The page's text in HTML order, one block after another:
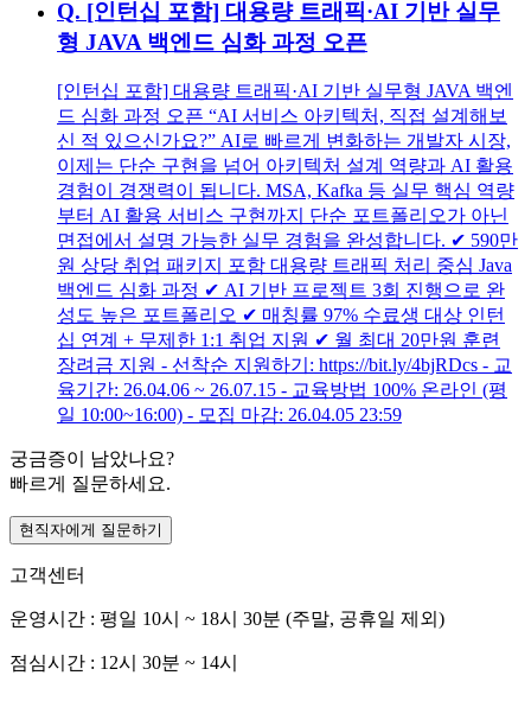
Q. [인턴십 포함] 대용량 트래픽·AI 기반 실무
형 JAVA 백엔드 심화 과정 오픈
[인턴십 포함] 대용량 트래픽·AI 기반 실무형 JAVA 백엔
드 심화 과정 오픈 “AI 서비스 아키텍처, 직접 설계해보
신 적 있으신가요?” AI로 빠르게 변화하는 개발자 시장,
이제는 단순 구현을 넘어 아키텍처 설계 역량과 AI 활용
경험이 경쟁력이 됩니다. MSA, Kafka 등 실무 핵심 역량
부터 AI 활용 서비스 구현까지 단순 포트폴리오가 아닌
면접에서 설명 가능한 실무 경험을 완성합니다. ✔︎ 590만
원 상당 취업 패키지 포함 대용량 트래픽 처리 중심 Java
백엔드 심화 과정 ✔︎ AI 기반 프로젝트 3회 진행으로 완
성도 높은 포트폴리오 ✔︎ 매칭률 97% 수료생 대상 인턴
십 연계 + 무제한 1:1 취업 지원 ✔︎ 월 최대 20만원 훈련
장려금 지원 - 선착순 지원하기: https://bit.ly/4bjRDcs - 교
육기간: 26.04.06 ~ 26.07.15 - 교육방법 100% 온라인 (평
일 10:00~16:00) - 모집 마감: 26.04.05 23:59
궁금증이 남았나요?
빠르게 질문하세요.
현직자에게 질문하기
고객센터
운영시간 : 평일 10시 ~ 18시 30분 (주말, 공휴일 제외)
점심시간 : 12시 30분 ~ 14시